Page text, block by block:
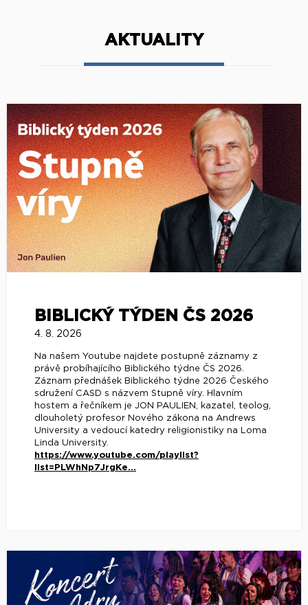
AKTUALITY
BIBLICKÝ TÝDEN ČS 2026
4. 8. 2026
Na našem Youtube najdete postupně záznamy z
právě probíhajícího Biblického týdne ČS 2026.
Záznam přednášek Biblického týdne 2026 Českého
sdružení CASD s názvem Stupně víry. Hlavním
hostem a řečníkem je JON PAULIEN, kazatel, teolog,
dlouholetý profesor Nového zákona na Andrews
University a vedoucí katedry religionistiky na Loma
Linda University.
https://www.youtube.com/playlist?
list=PLWhNp7JrgKe...